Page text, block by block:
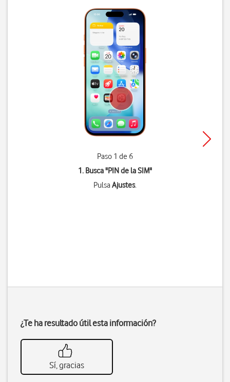
Paso 1 de 6
1. Busca "PIN de la SIM"
PulsaAjustes.
¿Te ha resultado útil esta información?
Sí, gracias